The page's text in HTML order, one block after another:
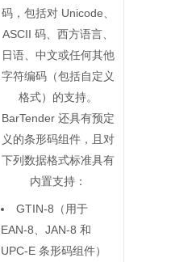
码，包括对 Unicode、
ASCII 码、西方语言、
日语、中文或任何其他
字符编码（包括自定义
格式）的支持。
BarTender 还具有预定
义的条形码组件，且对
下列数据格式标准具有
内置支持：
GTIN-8（用于
EAN-8、JAN-8 和
UPC-E 条形码组件）